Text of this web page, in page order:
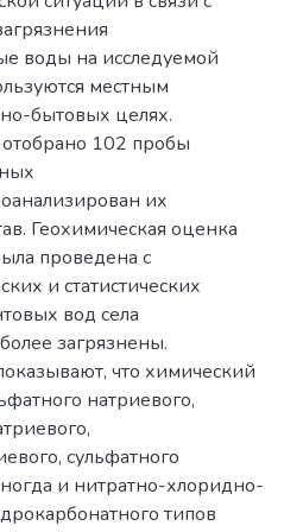
воды на исследуемой
местным
бытовых целях.
102 пробы
их
Геохимическая оценка
проведена с
и статистических
вод села
загрязнены.
что химический
натриевого,
сульфатного
и нитратно-хлоридно-
типов